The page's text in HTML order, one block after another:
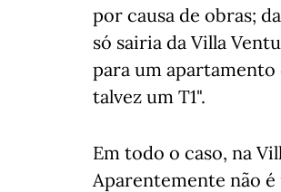
por causa de obras;
só sairia da Villa
para um
talvez um T1".
Em todo o caso, na
Aparentemente não